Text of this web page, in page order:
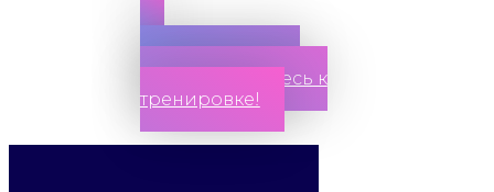
присоединяйтесь к
тренировке!